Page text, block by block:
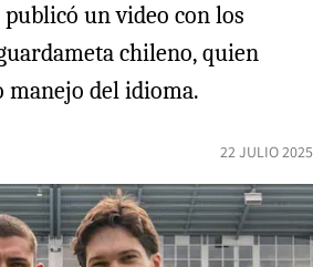
un video con los
chileno, quien
manejo del idioma.
22 JULIO 2025